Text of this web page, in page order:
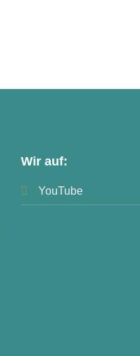
Wir auf:
YouTube